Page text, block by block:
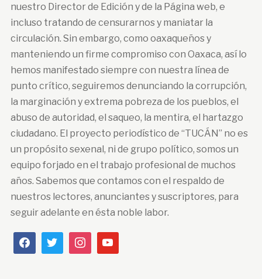
nuestro Director de Edición y de la Página web, e
incluso tratando de censurarnos y maniatar la
circulación. Sin embargo, como oaxaqueños y
manteniendo un firme compromiso con Oaxaca, así lo
hemos manifestado siempre con nuestra línea de
punto crítico, seguiremos denunciando la corrupción,
la marginación y extrema pobreza de los pueblos, el
abuso de autoridad, el saqueo, la mentira, el hartazgo
ciudadano. El proyecto periodístico de “TUCÁN” no es
un propósito sexenal, ni de grupo político, somos un
equipo forjado en el trabajo profesional de muchos
años. Sabemos que contamos con el respaldo de
nuestros lectores, anunciantes y suscriptores, para
seguir adelante en ésta noble labor.